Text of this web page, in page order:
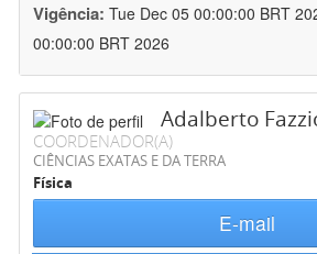
Vigência: Tue Dec 05 00:00:00 BRT
00:00:00 BRT 2026
Adalberto
COORDENADOR(A)
CIÊNCIAS EXATAS E DA TERRA
Física
E-mail